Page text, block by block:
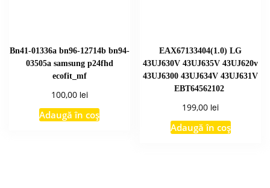
Bn41-01336a bn96-12714b bn94-
03505a samsung p24fhd
ecofit_mf
100,00 lei
Adaugă în coș
EAX67133404(1.0) LG
43UJ630V 43UJ635V 43UJ620v
43UJ6300 43UJ634V 43UJ631V
EBT64562102
199,00 lei
Adaugă în coș